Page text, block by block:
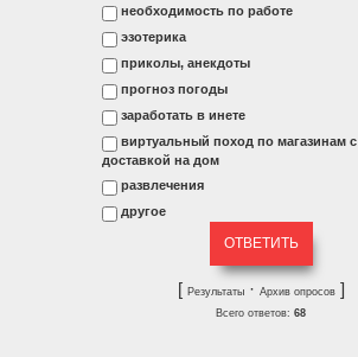
необходимость по работе
эзотерика
приколы, анекдоты
прогноз погоды
заработать в инете
виртуальный поход по магазинам с
доставкой на дом
развлечения
другое
[ Результаты· Архив опросов]
Всего ответов: 68